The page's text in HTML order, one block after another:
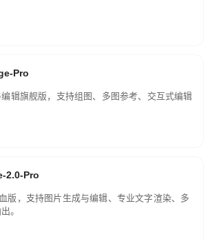
Pro
辑旗舰版，支持组图、多图参考、交互式编辑
2.0-Pro
版，支持图片生成与编辑、专业文字渲染、多
。